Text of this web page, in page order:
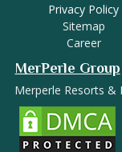
Privacy Policy
Sitemap
Career
MerPerle Group
Merperle Resorts &